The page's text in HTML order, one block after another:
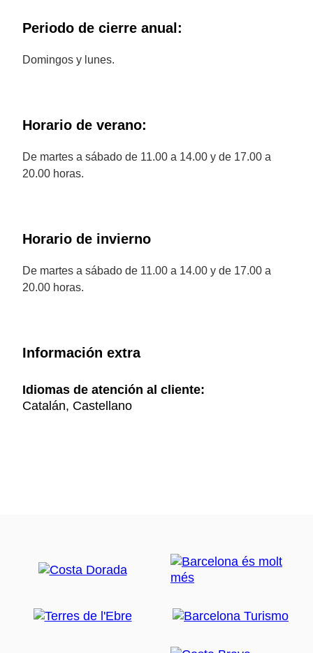
Periodo de cierre anual:
Domingos y lunes.
Horario de verano:
De martes a sábado de 11.00 a 14.00 y de 17.00 a
20.00 horas.
Horario de invierno
De martes a sábado de 11.00 a 14.00 y de 17.00 a
20.00 horas.
Información extra
Idiomas de atención al cliente:
Catalán, Castellano